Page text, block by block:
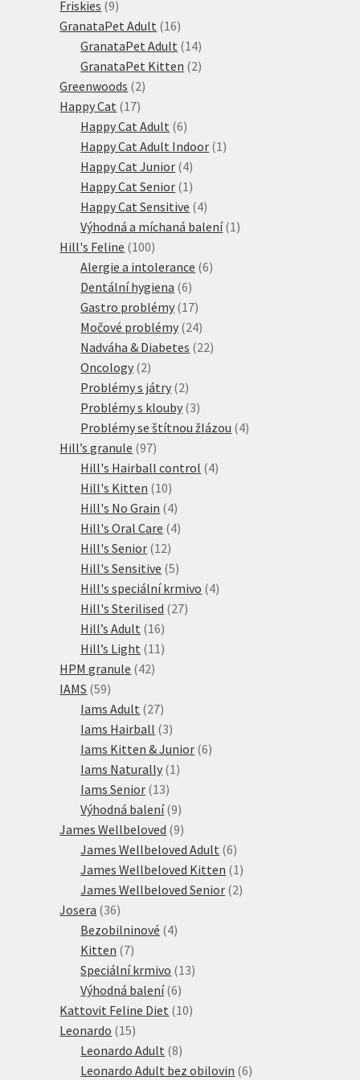
Friskies 99
produktů
GranataPet Adult 1616
produktů
GranataPet Adult 1414
produktů
GranataPet Kitten 22
Greenwoods 22
Happy Cat 1717
produktů
Happy Cat Adult 66
produktů
Happy Cat Adult Indoor 1 1
Happy Cat Junior 44
produkty
Happy Cat Senior 1 1
produkt
Happy Cat Sensitive 44
produkty
Výhodná a míchaná balení 1 1
Hill's Feline 100100
produktů
Alergie a intolerance 66
Dentální hygiena 66
produktů
Gastro problémy 1717
produktů
Močové problémy 2424
produktů
Nadváha & Diabetes 2222
Oncology 22
produkty
Problémy s játry 22
produkty
Problémy s klouby 33
produkty
Problémy se štítnou žlázou 44
Hill’s granule 9797
produktů
Hill's Hairball control 44
Hill's Kitten 1010
produktů
Hill's No Grain 44
produkty
Hill's Oral Care 44
Hill's Senior 1212
produktů
Hill's Sensitive 55
produktů
Hill's speciální krmivo 44
Hill's Sterilised 2727
Hill’s Adult 1616
produktů
Hill’s Light 11 11
HPM granule 4242
IAMS 5959
produktů
Iams Adult 2727
produktů
Iams Hairball 33
produkty
Iams Kitten & Junior 66
Iams Naturally 1 1
Iams Senior 1313
produktů
Výhodná balení 99
produktů
James Wellbeloved 99
produktů
James Wellbeloved Adult 66
produktů
James Wellbeloved Kitten 1 1
produkt
James Wellbeloved Senior 22
Josera 3636
produktů
Bezobilninové 44
Kitten 77
produktů
Speciální krmivo 1313
Výhodná balení 66
produktů
Kattovit Feline Diet 1010
Leonardo 1515
produktů
Leonardo Adult 88
produktů
Leonardo Adult bez obilovin 66